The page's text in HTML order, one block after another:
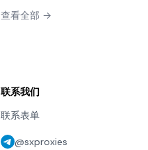
查看全部 →
联系我们
联系表单
@sxproxies